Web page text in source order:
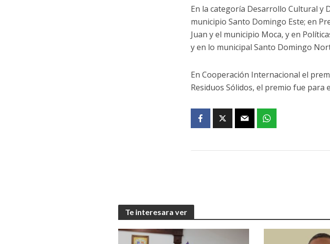
En la categoría Desarrollo Cultural y
municipio Santo Domingo Este; en
Juan y el municipio Moca, y en
y en lo municipal Santo Domingo
En Cooperación Internacional el
Residuos Sólidos, el premio fue para
Te interesara ver